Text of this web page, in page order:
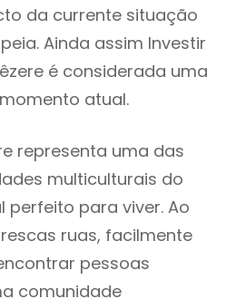
da currente situação
Ainda assim Investir
é considerada uma
atual.
representa uma das
multiculturais do
perfeito para viver. Ao
ruas, facilmente
pessoas
comunidade